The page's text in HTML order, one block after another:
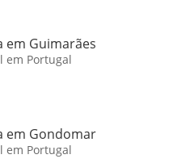
em Guimarães
em Portugal
em Gondomar
em Portugal